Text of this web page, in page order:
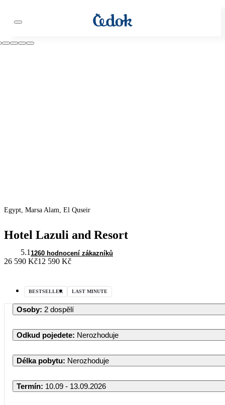
Egypt, Marsa Alam, El Quseir
Hotel Lazuli and Resort
5.1 1260 hodnocení zákazníků
26 590 Kč12 590 Kč
BESTSELLER LAST MINUTE
Osoby: 2 dospělí
Odkud pojedete: Nerozhoduje
Délka pobytu: Nerozhoduje
Termín: 10.09 - 13.09.2026